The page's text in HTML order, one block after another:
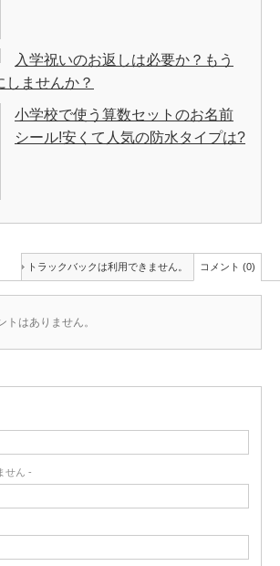
入学祝いのお返しは必要か？もう
しませんか？
小学校で使う算数セットのお名前
シール!安くて人気の防水タイプは?
トラックバックは利用できません。 コメント (0)
トはありません。
せん -